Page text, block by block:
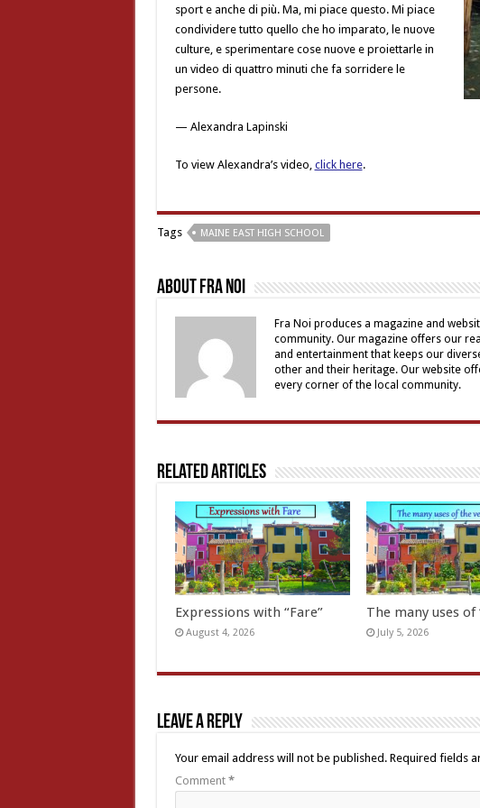
sport e anche di più. Ma, mi piace questo. Mi piace
condividere tutto quello che ho imparato, le nuove
culture, e sperimentare cose nuove e proiettarle in
un video di quattro minuti che fa sorridere le
persone.
— Alexandra Lapinski
To view Alexandra’s video, click here.
Tags MAINE EAST HIGH SCHOOL
About Fra Noi
Fra Noi produces a magazine and
community. Our magazine offers our
and entertainment that keeps our
other and their heritage. Our website
every corner of the local community.
Related Articles
Expressions with “Fare”
August 4, 2026
The many uses of
July 5, 2026
Leave a Reply
Your email address will not be published. Required fields
Comment *